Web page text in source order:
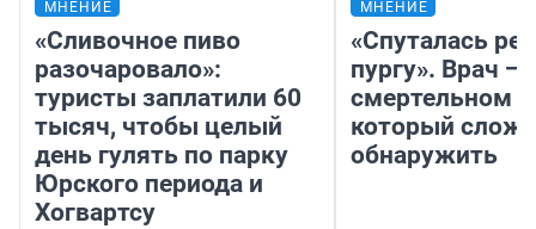
МНЕНИЕ
«Сливочное пиво
разочаровало»:
туристы заплатили 60
тысяч, чтобы целый
день гулять по парку
Юрского периода и
Хогвартсу
МНЕНИЕ
«Спуталась
пургу». Врач —
смертельном
который
обнаружить